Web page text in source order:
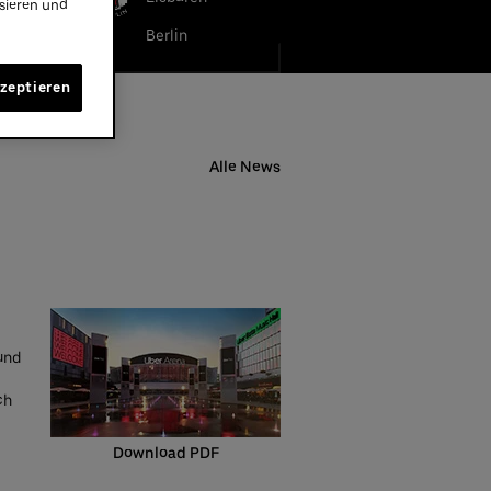
Berlin
Alle News
Download PDF
und